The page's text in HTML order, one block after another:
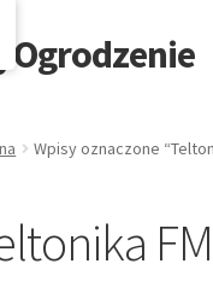
Wpisy oznaczone